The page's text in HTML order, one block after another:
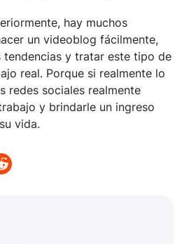
hay muchos
un videoblog fácilmente,
tendencias y tratar este tipo de
real. Porque si realmente lo
redes sociales realmente
y brindarle un ingreso
vida.